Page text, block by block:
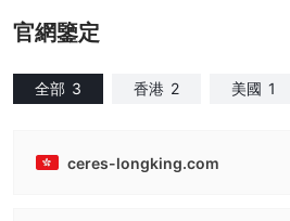
官網鑒定
全部 3 香港 2 美國 1
ceres-longking.com